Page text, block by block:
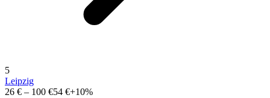
5
Leipzig
26 € – 100 €54 €+10%